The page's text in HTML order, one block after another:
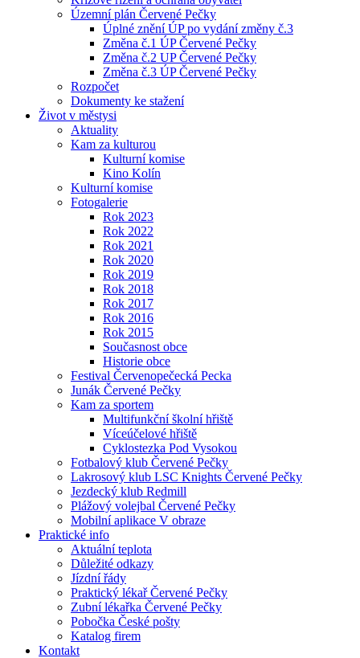
Územní plán Červené Pečky
Úplné znění ÚP po vydání změny č.3
Změna č.1 ÚP Červené Pečky
Změna č.2 UP Červené Pečky
Změna č.3 ÚP Červené Pečky
Rozpočet
Dokumenty ke stažení
Život v městysi
Aktuality
Kam za kulturou
Kulturní komise
Kino Kolín
Kulturní komise
Fotogalerie
Rok 2023
Rok 2022
Rok 2021
Rok 2020
Rok 2019
Rok 2018
Rok 2017
Rok 2016
Rok 2015
Současnost obce
Historie obce
Festival Červenopečecká Pecka
Junák Červené Pečky
Kam za sportem
Multifunkční školní hřiště
Víceúčelové hřiště
Cyklostezka Pod Vysokou
Fotbalový klub Červené Pečky
Lakrosový klub LSC Knights Červené Pečky
Jezdecký klub Redmill
Plážový volejbal Červené Pečky
Mobilní aplikace V obraze
Praktické info
Aktuální teplota
Důležité odkazy
Jízdní řády
Praktický lékař Červené Pečky
Zubní lékařka Červené Pečky
Pobočka České pošty
Katalog firem
Kontakt